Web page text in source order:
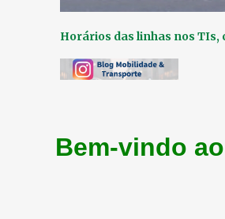
Horários das linhas nos TIs,
Bem-vindo